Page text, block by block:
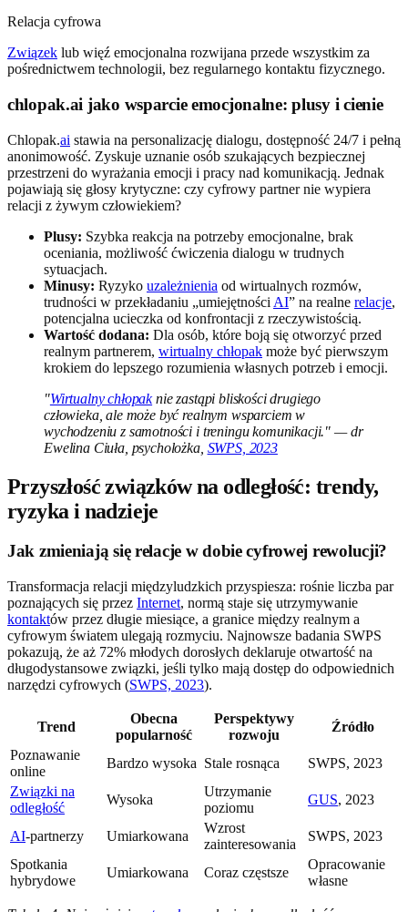
Relacja cyfrowa
Związek lub więź emocjonalna rozwijana przede wszystkim za
pośrednictwem technologii, bez regularnego kontaktu fizycznego.
chlopak.ai jako wsparcie emocjonalne: plusy i cienie
Chlopak.ai stawia na personalizację dialogu, dostępność 24/7 i pełną
anonimowość. Zyskuje uznanie osób szukających bezpiecznej
przestrzeni do wyrażania emocji i pracy nad komunikacją. Jednak
pojawiają się głosy krytyczne: czy cyfrowy partner nie wypiera
relacji z żywym człowiekiem?
Plusy: Szybka reakcja na potrzeby emocjonalne, brak
oceniania, możliwość ćwiczenia dialogu w trudnych
sytuacjach.
Minusy: Ryzyko uzależnienia od wirtualnych rozmów,
trudności w przekładaniu „umiejętności AI” na realne relacje,
potencjalna ucieczka od konfrontacji z rzeczywistością.
Wartość dodana: Dla osób, które boją się otworzyć przed
realnym partnerem, wirtualny chłopak może być pierwszym
krokiem do lepszego rozumienia własnych potrzeb i emocji.
"Wirtualny chłopaknie zastąpi bliskości drugiego
człowieka, ale może być realnym wsparciem w
wychodzeniu z samotności i treningu komunikacji." — dr
Ewelina Ciuła, psycholożka, SWPS, 2023
Przyszłość związków na odległość: trendy,
ryzyka i nadzieje
Jak zmieniają się relacje w dobie cyfrowej rewolucji?
Transformacja relacji międzyludzkich przyspiesza: rośnie liczba par
poznających się przez Internet, normą staje się utrzymywanie
kontaktów przez długie miesiące, a granice między realnym a
cyfrowym światem ulegają rozmyciu. Najnowsze badania SWPS
pokazują, że aż 72% młodych dorosłych deklaruje otwartość na
długodystansowe związki, jeśli tylko mają dostęp do odpowiednich
narzędzi cyfrowych (SWPS, 2023).
Trend
Obecna
popularność
Perspektywy
rozwoju
Źródło
Poznawanie
online
Bardzo wysoka Stale rosnąca
SWPS, 2023
Związki na
odległość
Wysoka
Utrzymanie
poziomu
GUS, 2023
AI-partnerzy Umiarkowana
Wzrost
zainteresowania
SWPS, 2023
Spotkania
hybrydowe
Umiarkowana Coraz częstsze
Opracowanie
własne